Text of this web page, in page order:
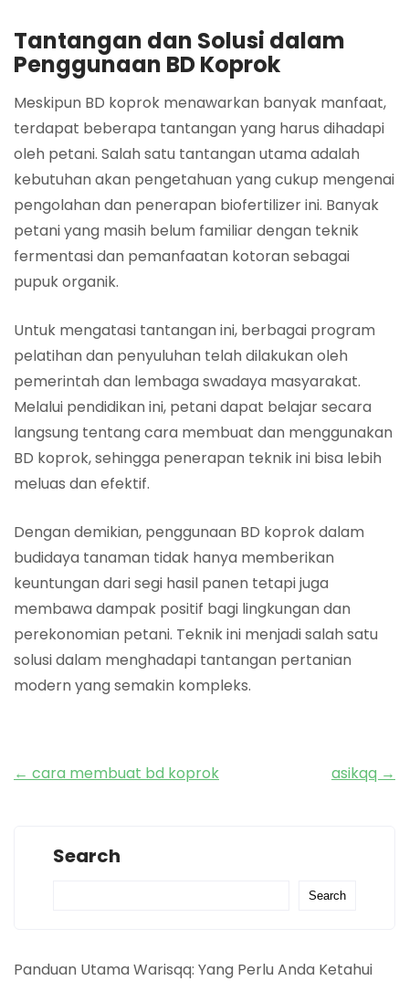
Tantangan dan Solusi dalam
Penggunaan BD Koprok
Meskipun BD koprok menawarkan banyak manfaat,
terdapat beberapa tantangan yang harus dihadapi
oleh petani. Salah satu tantangan utama adalah
kebutuhan akan pengetahuan yang cukup mengenai
pengolahan dan penerapan biofertilizer ini. Banyak
petani yang masih belum familiar dengan teknik
fermentasi dan pemanfaatan kotoran sebagai
pupuk organik.
Untuk mengatasi tantangan ini, berbagai program
pelatihan dan penyuluhan telah dilakukan oleh
pemerintah dan lembaga swadaya masyarakat.
Melalui pendidikan ini, petani dapat belajar secara
langsung tentang cara membuat dan menggunakan
BD koprok, sehingga penerapan teknik ini bisa lebih
meluas dan efektif.
Dengan demikian, penggunaan BD koprok dalam
budidaya tanaman tidak hanya memberikan
keuntungan dari segi hasil panen tetapi juga
membawa dampak positif bagi lingkungan dan
perekonomian petani. Teknik ini menjadi salah satu
solusi dalam menghadapi tantangan pertanian
modern yang semakin kompleks.
Post
← cara membuat bd koprok asikqq →
Search
Search
Panduan Utama Warisqq: Yang Perlu Anda Ketahui